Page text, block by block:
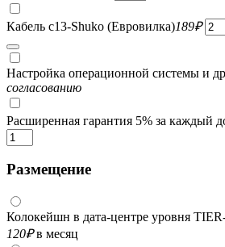
Кабель c13-Shuko (Евровилка)189₽
Настройка операционной системы и
согласованию
Расширенная гарантия 5% за каждый
Размещение
Колокейшн в дата-центре уровня
120₽в месяц